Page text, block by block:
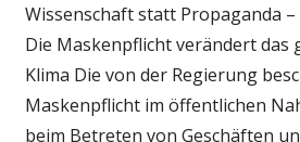
Wissenschaft statt Propaganda
Die Maskenpflicht verändert das
Klima Die von der Regierung
Maskenpflicht im öffentlichen
beim Betreten von Geschäften